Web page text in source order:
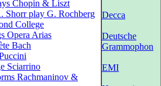
Chopin & Liszt
Shorr play G. Rochberg
College
Opera Arias
Bach
Sciarrino
Rachmaninov &
Decca
Deutsche
Grammophon
EMI